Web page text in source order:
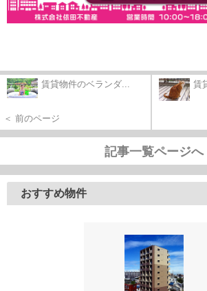
賃貸物件のベランダ...
＜ 前のページ
賃
記事一覧ページへ
おすすめ物件